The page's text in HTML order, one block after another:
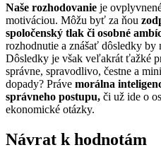
Naše rozhodovanie je
motiváciou. Môžu byť za ňou
spoločenský tlak či osobné
rozhodnutie a znášať dôsledky
Dôsledky je však veľakrát ťažké
správne, spravodlivo, čestne a
dopady? Práve morálna
správneho postupu, či už ide o
ekonomické otázky.
Návrat k hodnotám